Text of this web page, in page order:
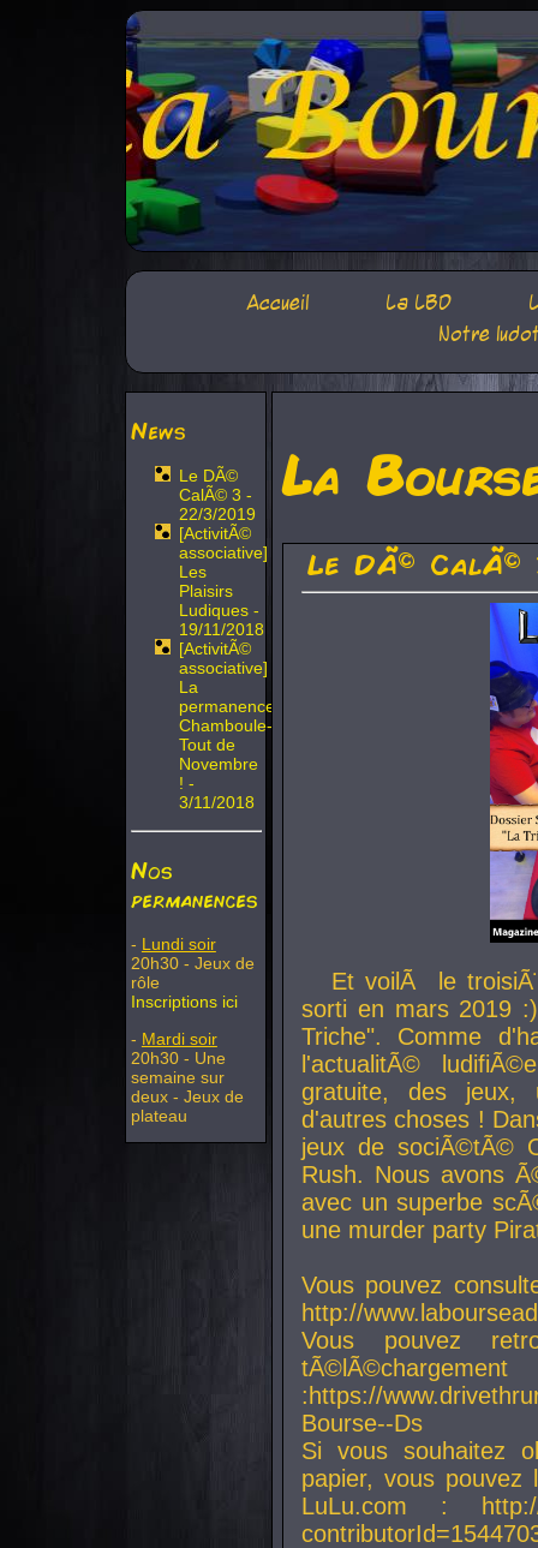
Accueil La LBD
Notre
News
Le DÃ©
CalÃ© 3 -
22/3/2019
[ActivitÃ©
associative]
Les
Plaisirs
Ludiques -
19/11/2018
[ActivitÃ©
associative]
La
permanence
Chamboule-
Tout de
Novembre
! -
3/11/2018
Nos
permanences
- Lundi soir
20h30 - Jeux de
rôle
Inscriptions ici
- Mardi soir
20h30 - Une
semaine sur
deux - Jeux de
plateau
La
Le DÃ© CalÃ©
Et voilÃ le
sorti en mars 2019
Triche". Comme
l'actualitÃ©
gratuite, des jeux,
d'autres choses !
jeux de sociÃ©tÃ©
Rush. Nous avons
avec un superbe
une murder party
Vous pouvez
http://
Vous pouvez
:https://
Bourse--Ds
Si vous souhaitez
papier, vous
LuLu.com : http://